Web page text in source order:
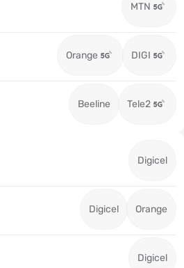
MTN
Orange DIGI
Beeline Tele2
Digicel
Digicel Orange
Digicel